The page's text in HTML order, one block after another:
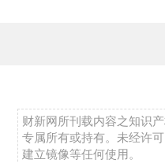
财新网所刊载内容之知识
专属所有或持有。未经许
建立镜像等任何使用。